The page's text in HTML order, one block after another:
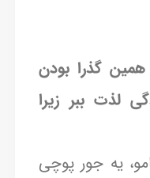
گذرا بودن
لذت ببر زیرا
یه جور پوچی